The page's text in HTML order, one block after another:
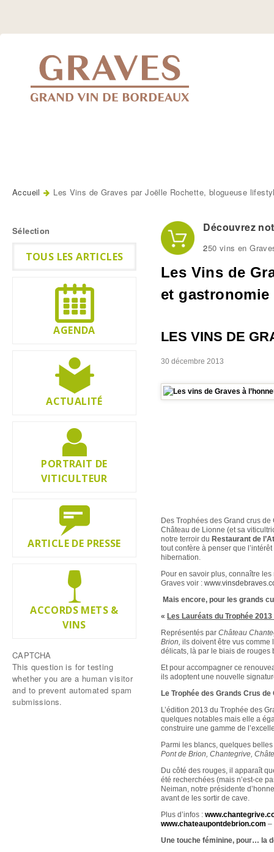
Jump
Accueil Les Vins de Graves par Joëlle Rochette, blogueuse
Découvrez
250 vins en
Les Vins de
et gastronomie
LES VINS DE
30 décembre 2013
Des Trophées des Grand crus
Château de Lionne (et sa
notre terroir du Restaurant de
tout confère à penser que
hibernation.
Pour en savoir plus, connaître
Graves voir :
Mais encore, pour les grands
« Les Lauréats du Trophée 2013
Représentés parChâteau
Brion, ils doivent être vus comme
délicats, là par le biais de rouges
Et pour accompagner ce
ils adoptent une nouvelle
Le Trophée des Grands Crus
L’édition 2013 du Trophée des
quelques notables mais elle a
construire une gamme de
Parmi les blancs, quelques
Pont de Brion, Chantegrive,
Du côté des rouges, il apparaît
été recherchées (mais n’est-ce
Neiman, notre présidente
avant de les sortir de cave.
Plus d’infos :
www.chateaupontdebrion.com –
Une touche féminine, pour… la
Sélection
TOUS LES ARTICLES
AGENDA
ACTUALITÉ
PORTRAIT DE
VITICULTEUR
ARTICLE DE PRESSE
ACCORDS METS &
VINS
CAPTCHA
This question is for testing
whether you are a human visitor
and to prevent automated spam
submissions.